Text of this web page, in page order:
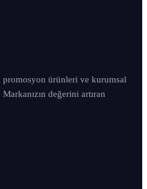
promosyon ürünleri ve kurumsal
değerini artıran